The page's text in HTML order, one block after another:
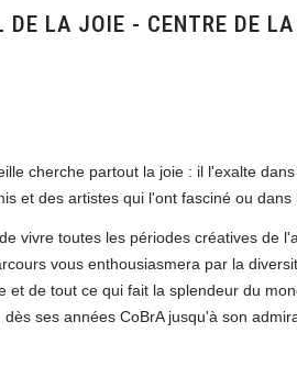
DE LA JOIE - CENTRE DE
cherche partout la joie : il l'exalte
et des artistes qui l'ont fasciné ou
vivre toutes les périodes créatives de
vous enthousiasmera par la
et de tout ce qui fait la splendeur du
dès ses années CoBrA jusqu'à son